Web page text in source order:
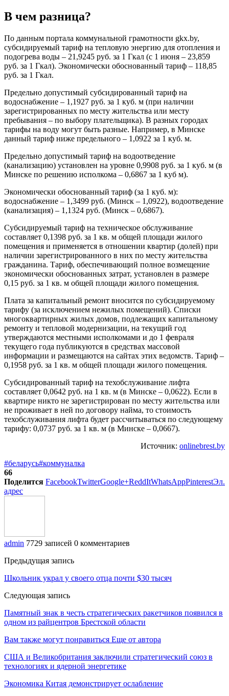
В чем разница?
По данным портала коммунальной грамотности gkx.by,
субсидируемый тариф на тепловую энергию для отопления и
подогрева воды – 21,9245 руб. за 1 Гкал (с 1 июня – 23,859
руб. за 1 Гкал). Экономически обоснованный тариф – 118,85
руб. за 1 Гкал.
Предельно допустимый субсидированный тариф на
водоснабжение – 1,1927 руб. за 1 куб. м (при наличии
зарегистрированных по месту жительства или месту
пребывания – по выбору плательщика). В разных городах
тарифы на воду могут быть разные. Например, в Минске
данный тариф ниже предельного – 1,0922 за 1 куб. м.
Предельно допустимый тариф на водоотведение
(канализацию) установлен на уровне 0,9908 руб. за 1 куб. м (в
Минске по решению исполкома – 0,6867 за 1 куб м).
Экономически обоснованный тариф (за 1 куб. м):
водоснабжение – 1,3499 руб. (Минск – 1,0922), водоотведение
(канализация) – 1,1324 руб. (Минск – 0,6867).
Субсидируемый тариф на техническое обслуживание
составляет 0,1398 руб. за 1 кв. м общей площади жилого
помещения и применяется в отношении квартир (долей) при
наличии зарегистрированного в них по месту жительства
гражданина. Тариф, обеспечивающий полное возмещение
экономически обоснованных затрат, установлен в размере
0,15 руб. за 1 кв. м общей площади жилого помещения.
Плата за капитальный ремонт вносится по субсидируемому
тарифу (за исключением нежилых помещений). Списки
многоквартирных жилых домов, подлежащих капитальному
ремонту и тепловой модернизации, на текущий год
утверждаются местными исполкомами и до 1 февраля
текущего года публикуются в средствах массовой
информации и размещаются на сайтах этих ведомств. Тариф –
0,1958 руб. за 1 кв. м общей площади жилого помещения.
Субсидированный тариф на техобслуживание лифта
составляет 0,0642 руб. на 1 кв. м (в Минске – 0,0622). Если в
квартире никто не зарегистрирован по месту жительства или
не проживает в ней по договору найма, то стоимость
техобслуживания лифта будет рассчитываться по следующему
тарифу: 0,0737 руб. за 1 кв. м (в Минске – 0,0667).
Источник: onlinebrest.by
#беларусь#коммуналка
66
Поделится FacebookTwitterGoogle+ReddItWhatsAppPinterestЭл.
адрес
admin 7729 записей 0 комментариев
Предыдущая запись
Школьник украл у своего отца почти $30 тысяч
Следующая запись
Памятный знак в честь стратегических ракетчиков появился в
одном из райцентров Брестской области
Вам также могут понравиться Еще от автора
США и Великобритания заключили стратегический союз в
технологиях и ядерной энергетике
Экономика Китая демонстрирует ослабление